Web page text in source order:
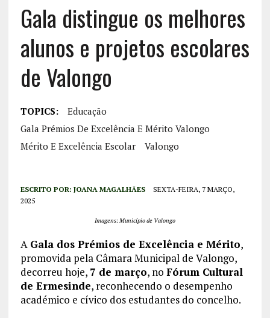
Gala distingue os melhores
alunos e projetos escolares
de Valongo
TOPICS:
Educação
Gala Prémios De Excelência E Mérito Valongo
Mérito E Excelência Escolar
Valongo
ESCRITO POR: JOANA MAGALHÃES
SEXTA-FEIRA, 7 MARÇO,
2025
Imagens: Município de Valongo
A Gala dos Prémios de Excelência e Mérito,
promovida pela Câmara Municipal de Valongo,
decorreu hoje, 7 de março, no Fórum Cultural
de Ermesinde, reconhecendo o desempenho
académico e cívico dos estudantes do concelho.